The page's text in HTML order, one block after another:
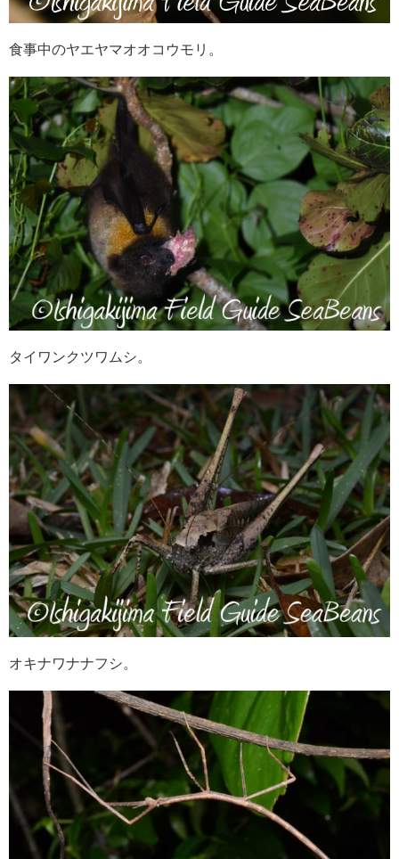
食事中のヤエヤマオオコウモリ。
タイワンクツワムシ。
オキナワナナフシ。